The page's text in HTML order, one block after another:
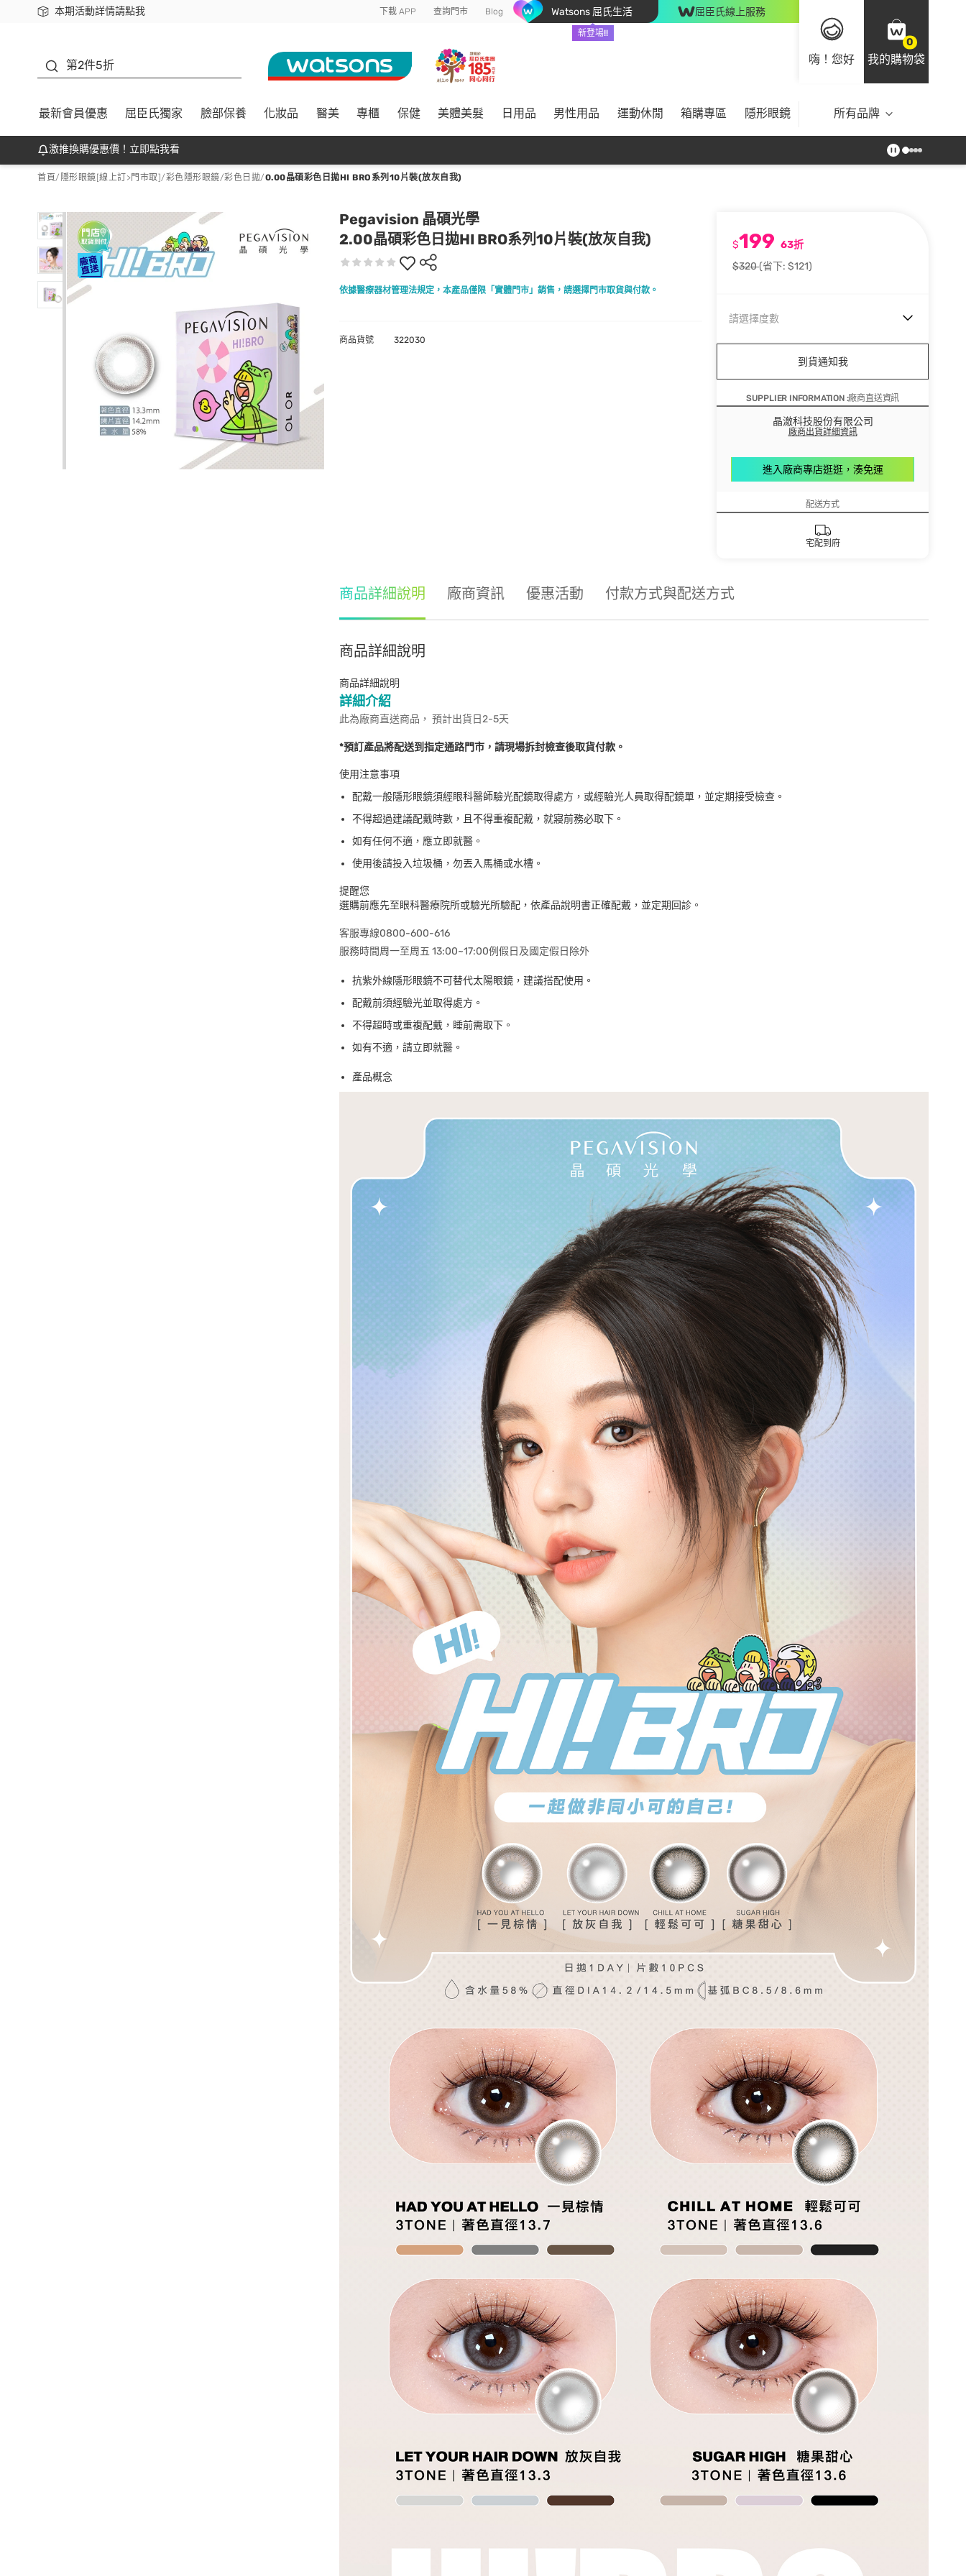
本期活動詳情請點我
下載app最高回饋$350 下載 APP 查詢門市 Blog Watsons 屈氏生活
新登場!!
屈臣氏線上服務
嗨！您好
0
我的購物袋
第2件5折
最新會員優惠 屈臣氏獨家 臉部保養 化妝品 醫美 專櫃 保健 美體美髮 日用品 男性用品 運動休閒 箱購專區 隱形眼鏡 所有品牌
激推換購優惠價！立即點我看
首頁/ 隱形眼鏡[線上訂>門市取]/彩色隱形眼鏡/彩色日拋/0.00晶碩彩色日拋HI BRO系列10片裝(放灰自我)
Pegavision 晶碩光學
2.00晶碩彩色日拋HI BRO系列10片裝(放灰自我)
依據醫療器材管理法規定，本產品僅限「實體門市」銷售，請選擇門市取貨與付款。
$199 63折
$320(省下: $121)
請選擇度數
到貨通知我
SUPPLIER INFORMATION :廠商直送資訊
晶澈科技股份有限公司
廠商出貨詳細資訊
進入廠商專店逛逛，湊免運
配送方式
宅配到府
商品貨號 322030
商品詳細說明 廠商資訊 優惠活動 付款方式與配送方式
商品詳細說明
商品詳細說明
詳細介紹
此為廠商直送商品， 預計出貨日2-5天
*預訂產品將配送到指定通路門市，請現場拆封檢查後取貨付款。
使用注意事項
配戴一般隱形眼鏡須經眼科醫師驗光配鏡取得處方，或經驗光人員取得配鏡單，並定期接受檢查。
不得超過建議配戴時數，且不得重複配戴，就寢前務必取下。
如有任何不適，應立即就醫。
使用後請投入垃圾桶，勿丟入馬桶或水槽。
提醒您
選購前應先至眼科醫療院所或驗光所驗配，依產品說明書正確配戴，並定期回診。
客服專線0800-600-616
服務時間周一至周五 13:00~17:00例假日及國定假日除外
抗紫外線隱形眼鏡不可替代太陽眼鏡，建議搭配使用。
配戴前須經驗光並取得處方。
不得超時或重複配戴，睡前需取下。
如有不適，請立即就醫。
產品概念